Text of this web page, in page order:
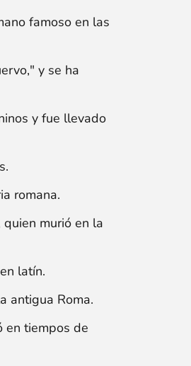
famoso en las
y se ha
y fue llevado
romana.
murió en la
latín.
antigua Roma.
en tiempos de